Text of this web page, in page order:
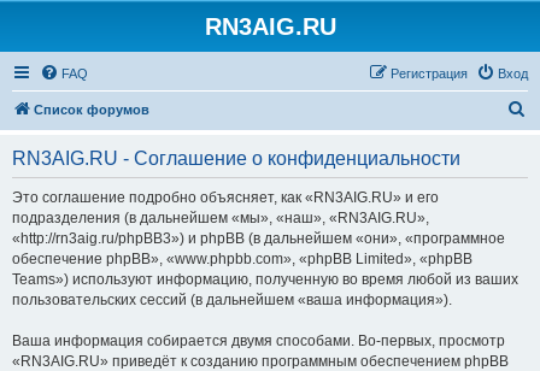
RN3AIG.RU
FAQ Вход
Регистрация
Список форумов
RN3AIG.RU - Соглашение о конфиденциальности
Это соглашение подробно объясняет, как «RN3AIG.RU» и его
подразделения (в дальнейшем «мы», «наш», «RN3AIG.RU»,
«http://rn3aig.ru/phpBB3») и phpBB (в дальнейшем «они», «программное
обеспечение phpBB», «www.phpbb.com», «phpBB Limited», «phpBB
Teams») используют информацию, полученную во время любой из ваших
пользовательских сессий (в дальнейшем «ваша информация»).
Ваша информация собирается двумя способами. Во-первых, просмотр
«RN3AIG.RU» приведёт к созданию программным обеспечением phpBB